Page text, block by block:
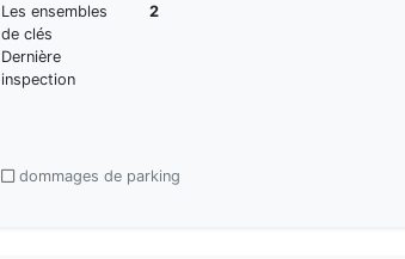
Les ensembles
de clés
2
Dernière
inspection
dommages de parking